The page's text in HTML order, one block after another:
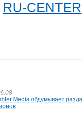
RU-CENTER
Media обдумывает